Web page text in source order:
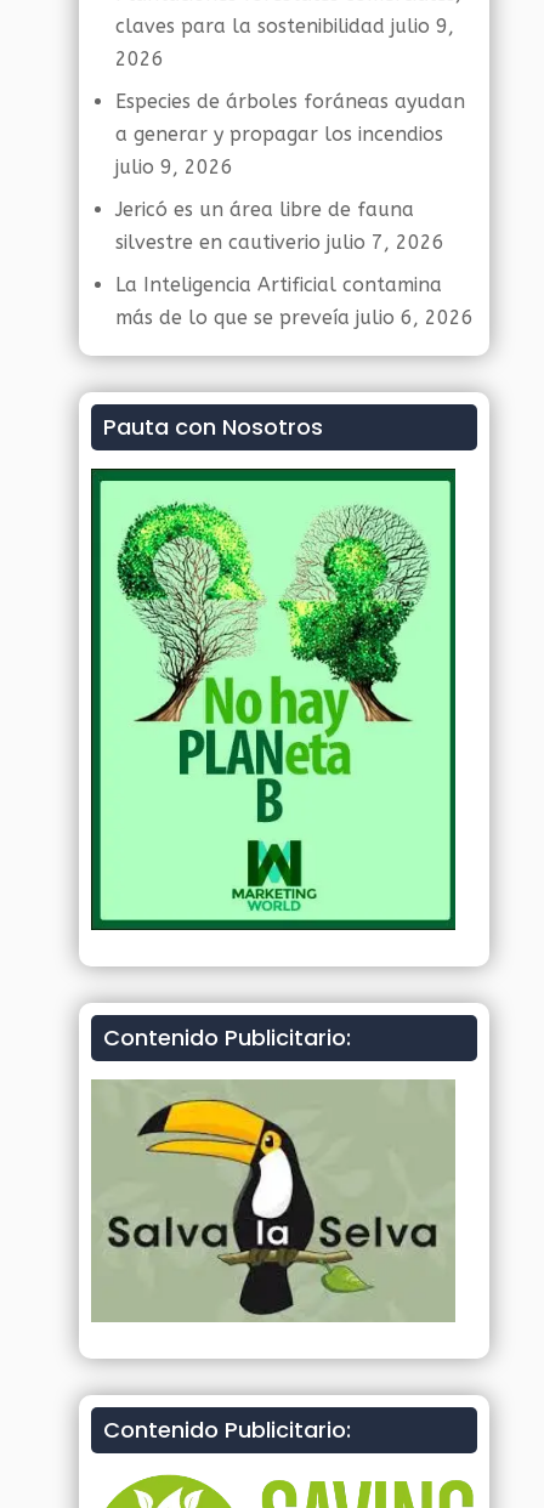
claves para la sostenibilidad julio 9,
2026
Especies de árboles foráneas ayudan
a generar y propagar los incendios
julio 9, 2026
Jericó es un área libre de fauna
silvestre en cautiverio julio 7, 2026
La Inteligencia Artificial contamina
más de lo que se preveía julio 6, 2026
Pauta con Nosotros
Contenido Publicitario:
Contenido Publicitario: